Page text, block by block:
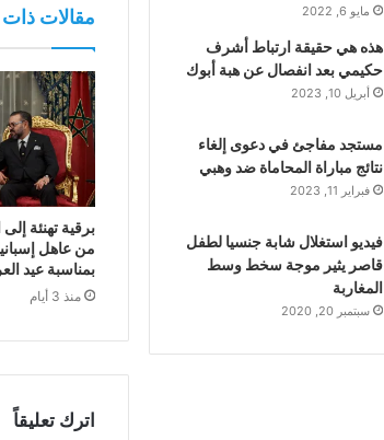
مقالات
برقية تهنئة
من عاهل
بمناسبة عيد
منذ 3 أيام
اترك تعليقاً
مايو 6, 2022
هذه هي حقيقة ارتباط أشرف
حكيمي بعد انفصال عن هبة أبوك
أبريل 10, 2023
مستجد مفاجئ في دعوى إلغاء
نتائج مباراة المحاماة ضد وهبي
فبراير 11, 2023
فيديو استغلال شابة جنسيا لطفل
قاصر يثير موجة سخط وسط
المغاربة
سبتمبر 20, 2020